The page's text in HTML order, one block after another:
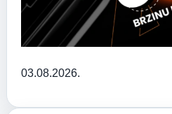
03.08.2026.